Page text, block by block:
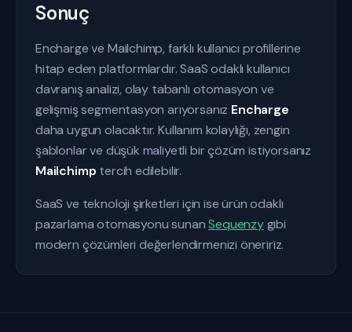
Sonuç
Encharge ve Mailchimp, farklı kullanıcı profillerine
hitap eden platformlardır. SaaS odaklı kullanıcı
davranış analizi, olay tabanlı otomasyon ve
gelişmiş segmentasyon arıyorsanız Encharge
daha uygun olacaktır. Kullanım kolaylığı, zengin
şablonlar ve düşük maliyetli bir çözüm istiyorsanız
Mailchimp tercih edilebilir.
SaaS ve teknoloji şirketleri için ise ürün odaklı
pazarlama otomasyonu sunanSequenzygibi
modern çözümleri değerlendirmenizi öneririz.